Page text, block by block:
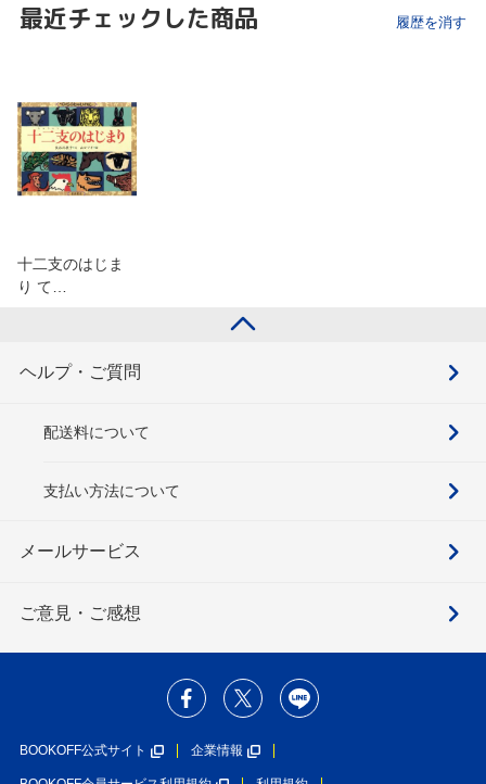
最近チェックした商品 履歴を消す
十二支のはじま
り て…
ヘルプ・ご質問
配送料について
支払い方法について
メールサービス
ご意見・ご感想
BOOKOFF公式サイト 企業情報